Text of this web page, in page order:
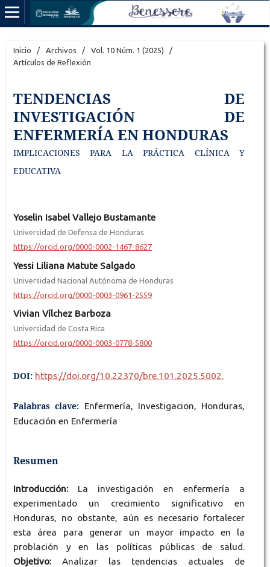
Inicio / Archivos / Vol. 10 Núm. 1 (2025)
/
Artículos de Reflexión
TENDENCIAS DE
INVESTIGACIÓN DE
ENFERMERÍA EN HONDURAS
IMPLICACIONES PARA LA PRÁCTICA CLÍNICA Y
EDUCATIVA
Yoselin Isabel Vallejo Bustamante
Universidad de Defensa de Honduras
https://orcid.org/0000-0002-1467-8627
Yessi Liliana Matute Salgado
Universidad Nacional Autónoma de Honduras
https://orcid.org/0000-0003-0961-2559
Vivian Vílchez Barboza
Universidad de Costa Rica
https://orcid.org/0000-0003-0778-5800
DOI: https://doi.org/10.22370/bre.101.2025.5002.
Palabras clave: Enfermería, Investigacion, Honduras,
Educación en Enfermería
Resumen
Introducción:La investigación en enfermería a
experimentado un crecimiento significativo en
Honduras, no obstante, aún es necesario fortalecer
esta área para generar un mayor impacto en la
problación y en las políticas públicas de salud.
Objetivo:Analizar las tendencias actuales de